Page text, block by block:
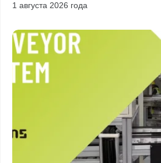
1 августа 2026 года